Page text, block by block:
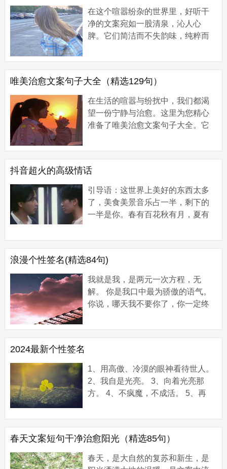
在这个喧嚣纷杂的世界里，好听干
净的文案宛如一股清泉，沁人心
脾。它们简洁而不失韵味，纯粹而
进这些文案的世界，感受那如诗如
画的美好，寻找...
唯美治愈文案句子大全（精选129句）
在生活的喧嚣与纷扰中，我们都渴
望一份宁静与治愈。这里为您精心
准备了唯美治愈文案句子大全。它
平心灵的褶皱。从自然的诗意到人
性的温暖，每...
抖音超火的高级情话
引导语：这世界上美好的东西太多
了，美食美景音乐占一半，剩下的
一半是你。春有百花秋有月，夏有
雨，而我只想每天都有你。 抖音超
火的高级情话...
浪漫个性签名(精选84句)
我就是我，是两元一次方程，无
解。 你是我口中最为骄傲的语气。
你说，哪天我不要你了，你一定终
最为骄傲...
2024最新个性签名
1、用高傲、冷漠的眼神看待世人。
2、我自是光亮。 3、向着光亮那
方。 4、不疯魔，不成活。 5、再
努力。 7、人都有各自的月亮。 8、
放不下的只是...
春天文案短句干净治愈阳光（精选85句）
春天，是大自然的复苏和新生，是